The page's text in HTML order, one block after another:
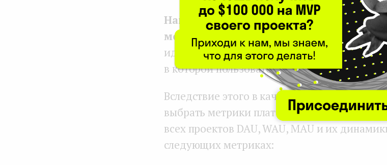
Наш основной контентный вызов —
между полезностью и легкостью его
идем в сторону платформенной UGC (User-
в которой пользователи генерируют
Вследствие этого в качестве
выбрать метрики платформ с UGC
всех проектов DAU, WAU, MAU и их
следующих метриках: